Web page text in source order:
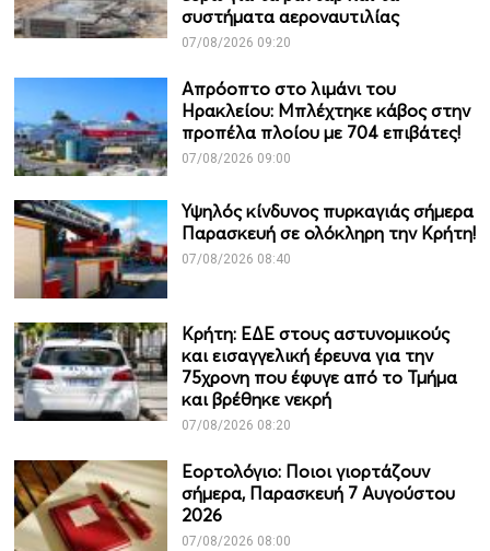
συστήματα αεροναυτιλίας
07/08/2026 09:20
Απρόοπτο στο λιμάνι του
Ηρακλείου: Μπλέχτηκε κάβος στην
προπέλα πλοίου με 704 επιβάτες!
07/08/2026 09:00
Υψηλός κίνδυνος πυρκαγιάς σήμερα
Παρασκευή σε ολόκληρη την Κρήτη!
07/08/2026 08:40
Κρήτη: ΕΔΕ στους αστυνομικούς
και εισαγγελική έρευνα για την
75χρονη που έφυγε από το Τμήμα
και βρέθηκε νεκρή
07/08/2026 08:20
Εορτολόγιο: Ποιοι γιορτάζουν
σήμερα, Παρασκευή 7 Αυγούστου
2026
07/08/2026 08:00